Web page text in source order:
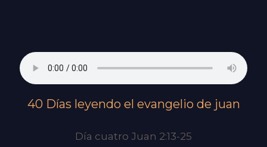
40 Días leyendo el evangelio de juan
Día cuatro Juan 2:13-25